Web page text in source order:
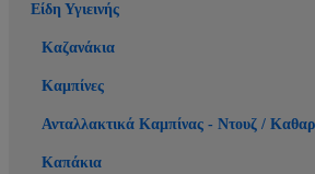
Είδη Υγιεινής
Καζανάκια
Καμπίνες
Ανταλλακτικά Καμπίνας - Ντουζ /
Καπάκια